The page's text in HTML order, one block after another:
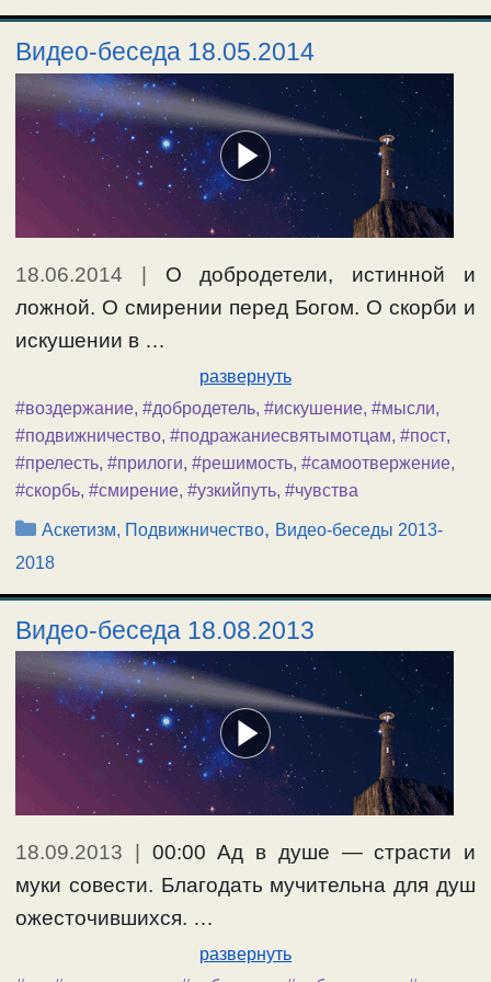
Видео-беседа 18.05.2014
18.06.2014 | О добродетели, истинной и
ложной. О смирении перед Богом. О скорби и
искушении в …
развернуть
#воздержание, #добродетель, #искушение, #мысли,
#подвижничество, #подражаниесвятымотцам, #пост,
#прелесть, #прилоги, #решимость, #самоотвержение,
#скорбь, #смирение, #узкийпуть, #чувства
Рубрики
Аскетизм, Подвижничество, Видео-беседы 2013-
2018
Видео-беседа 18.08.2013
18.09.2013 | 00:00 Ад в душе — страсти и
муки совести. Благодать мучительна для душ
ожесточившихся. …
развернуть